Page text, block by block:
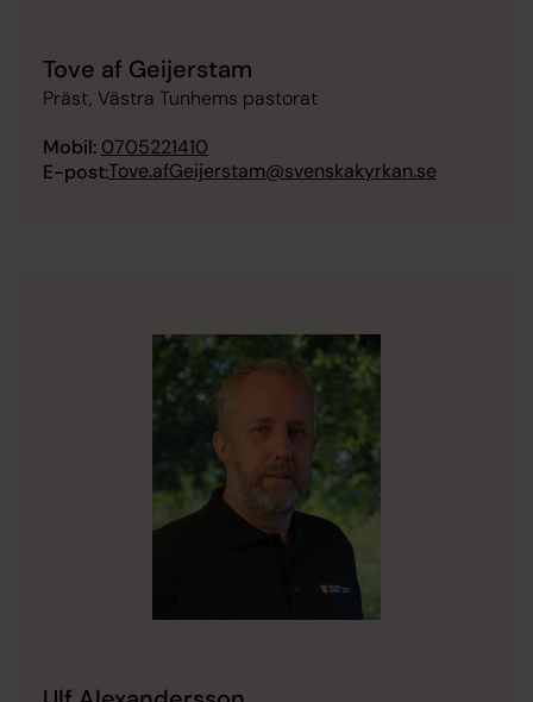
Tove af Geijerstam
Präst, Västra Tunhems pastorat
Mobil: 0705221410
E-post:Tove.afGeijerstam@svenskakyrkan.se